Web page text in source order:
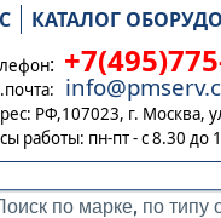
КАТАЛОГ
:
РФ,107023, г. Москва,
работы: пн-пт - с 8.30 до